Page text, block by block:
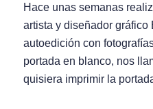
Hace unas semanas
artista y diseñador
autoedición con
portada en blanco, nos
quisiera imprimir la